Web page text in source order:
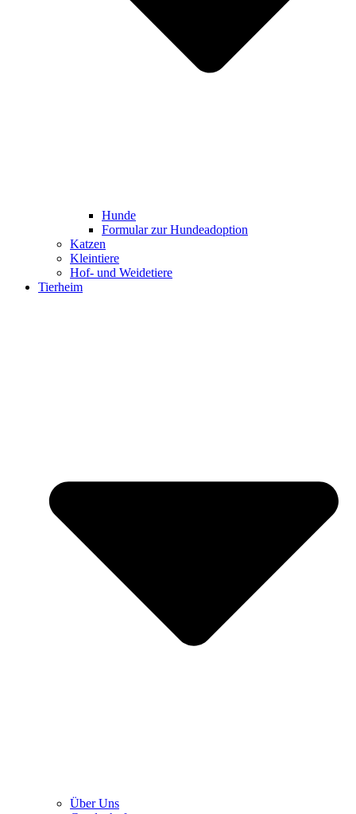
Hunde
Formular zur Hundeadoption
Katzen
Kleintiere
Hof- und Weidetiere
Tierheim
Über Uns